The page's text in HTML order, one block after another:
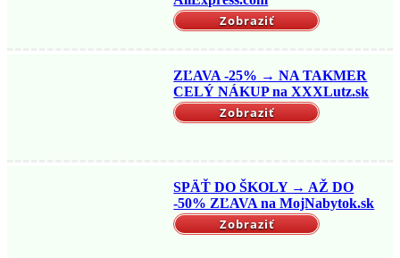
Zobraziť
ZĽAVA -25% → NA TAKMER
CELÝ NÁKUP na XXXLutz.sk
Zobraziť
SPÄŤ DO ŠKOLY → AŽ DO
-50% ZĽAVA na MojNabytok.sk
Zobraziť